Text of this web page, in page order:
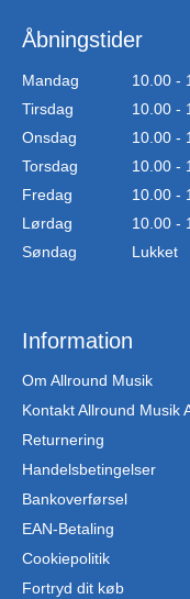
Åbningstider
Mandag
10.00 -
Tirsdag
10.00 -
Onsdag
10.00 -
Torsdag
10.00 -
Fredag
10.00 -
Lørdag
10.00 -
Søndag
Lukket
Information
Om Allround Musik
Kontakt Allround Musik
Returnering
Handelsbetingelser
Bankoverførsel
EAN-Betaling
Cookiepolitik
Fortryd dit køb